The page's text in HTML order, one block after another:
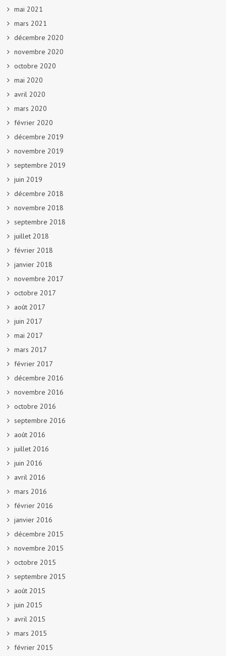
mai 2021
mars 2021
décembre 2020
novembre 2020
octobre 2020
mai 2020
avril 2020
mars 2020
février 2020
décembre 2019
novembre 2019
septembre 2019
juin 2019
décembre 2018
novembre 2018
septembre 2018
juillet 2018
février 2018
janvier 2018
novembre 2017
octobre 2017
août 2017
juin 2017
mai 2017
mars 2017
février 2017
décembre 2016
novembre 2016
octobre 2016
septembre 2016
août 2016
juillet 2016
juin 2016
avril 2016
mars 2016
février 2016
janvier 2016
décembre 2015
novembre 2015
octobre 2015
septembre 2015
août 2015
juin 2015
avril 2015
mars 2015
février 2015